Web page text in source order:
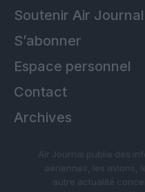
Soutenir Air Journal
S’abonner
Espace personnel
Contact
Archives